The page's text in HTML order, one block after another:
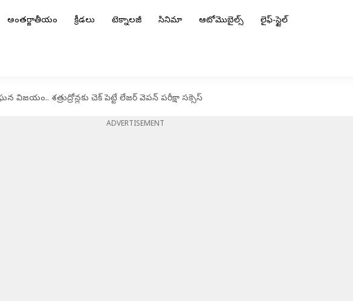
అంతర్జాతీయం క్రీడలు టెక్నాలజీ సినిమా ఆటోమొబైల్స్ లైఫ్-స్టైల్
విజయం.. శత్రుద్రోన్లకు చెక్‌ పెట్టే లేజర్‌ వెపన్‌ పరీక్షా సక్సెస్
ADVERTISEMENT